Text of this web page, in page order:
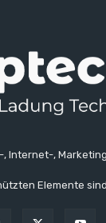
Internet-,
Elemente